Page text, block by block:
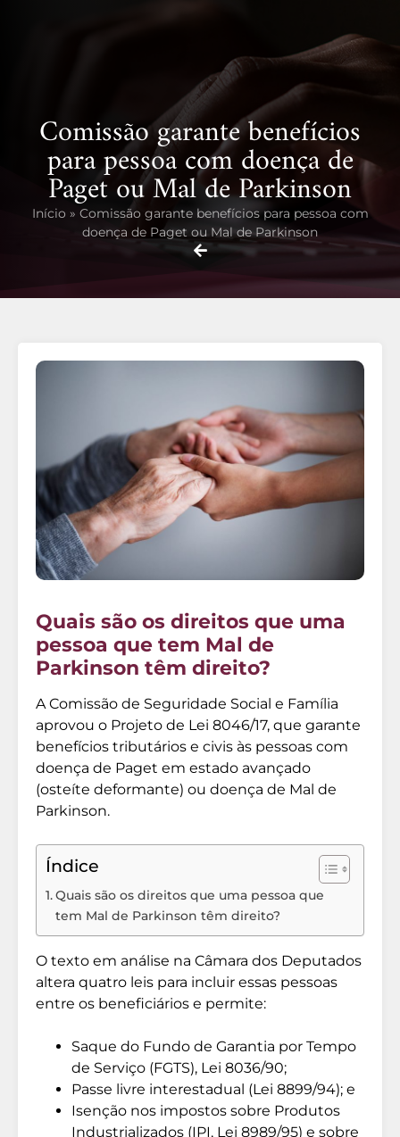
Comissão garante benefícios
para pessoa com doença de
Paget ou Mal de Parkinson
Início » Comissão garante benefícios para pessoa com
doença de Paget ou Mal de Parkinson
Quais são os direitos que uma
pessoa que tem Mal de
Parkinson têm direito?
A Comissão de Seguridade Social e Família
aprovou o Projeto de Lei 8046/17, que garante
benefícios tributários e civis às pessoas com
doença de Paget em estado avançado
(osteíte deformante) ou doença de Mal de
Parkinson.
Índice
Quais são os direitos que uma pessoa que
tem Mal de Parkinson têm direito?
O texto em análise na Câmara dos Deputados
altera quatro leis para incluir essas pessoas
entre os beneficiários e permite:
Saque do Fundo de Garantia por Tempo
de Serviço (FGTS), Lei 8036/90;
Passe livre interestadual (Lei 8899/94); e
Isenção nos impostos sobre Produtos
Industrializados (IPI, Lei 8989/95) e sobre